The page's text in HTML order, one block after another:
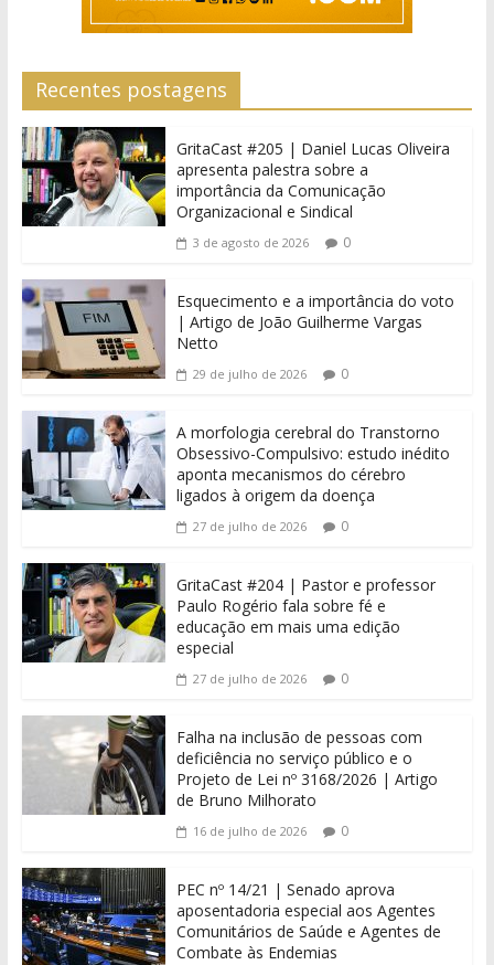
Recentes postagens
GritaCast #205 | Daniel Lucas Oliveira
apresenta palestra sobre a
importância da Comunicação
Organizacional e Sindical
3 de agosto de 2026 0
Esquecimento e a importância do voto
| Artigo de João Guilherme Vargas
Netto
29 de julho de 2026 0
A morfologia cerebral do Transtorno
Obsessivo-Compulsivo: estudo inédito
aponta mecanismos do cérebro
ligados à origem da doença
27 de julho de 2026 0
GritaCast #204 | Pastor e professor
Paulo Rogério fala sobre fé e
educação em mais uma edição
especial
27 de julho de 2026 0
Falha na inclusão de pessoas com
deficiência no serviço público e o
Projeto de Lei nº 3168/2026 | Artigo
de Bruno Milhorato
16 de julho de 2026 0
PEC nº 14/21 | Senado aprova
aposentadoria especial aos Agentes
Comunitários de Saúde e Agentes de
Combate às Endemias